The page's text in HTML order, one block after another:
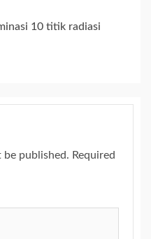
10 titik radiasi
be published. Required